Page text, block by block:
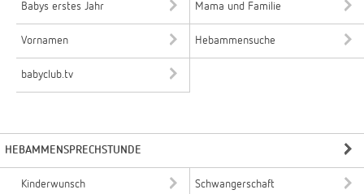
Babys erstes Jahr Mama und Familie
Vornamen Hebammensuche
babyclub.tv
HEBAMMENSPRECHSTUNDE
Kinderwunsch Schwangerschaft